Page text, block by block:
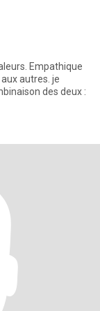
autres. je
des deux :